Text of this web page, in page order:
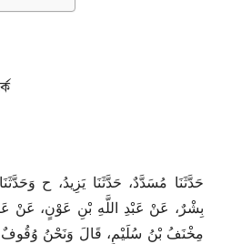
حَدَّثَنَا مُسَدَّدٌ، حَدَّثَنَا يَزِيدُ، ح
بِشْرٌ، عَنْ عَبْدِ اللَّهِ بْنِ عَوْنٍ، عَنْ
مِخْنَفُ بْنُ سُلَيْمٍ، قَالَ وَنَحْنُ وُقُوفٌ